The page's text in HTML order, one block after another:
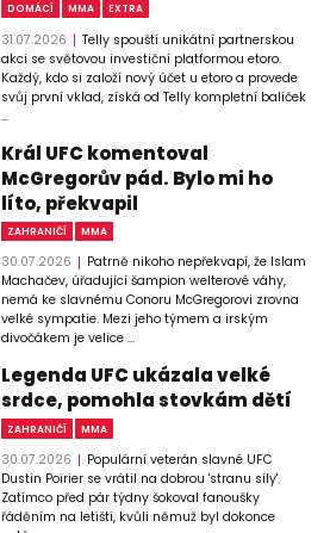
DOMÁCÍ MMA EXTRA
31.07.2026
Telly spouští unikátní partnerskou
akci se světovou investiční platformou etoro.
Každý, kdo si založí nový účet u etoro a provede
svůj první vklad, získá od Telly kompletní balíček
...
Král UFC komentoval
McGregorův pád. Bylo mi ho
líto, překvapil
ZAHRANIČÍ MMA
30.07.2026
Patrně nikoho nepřekvapí, že Islam
Machačev, úřadující šampion welterové váhy,
nemá ke slavnému Conoru McGregorovi zrovna
velké sympatie. Mezi jeho týmem a irským
divočákem je velice ...
Legenda UFC ukázala velké
srdce, pomohla stovkám dětí
ZAHRANIČÍ MMA
30.07.2026
Populární veterán slavné UFC
Dustin Poirier se vrátil na dobrou 'stranu síly'.
Zatímco před pár týdny šokoval fanoušky
řáděním na letišti, kvůli němuž byl dokonce